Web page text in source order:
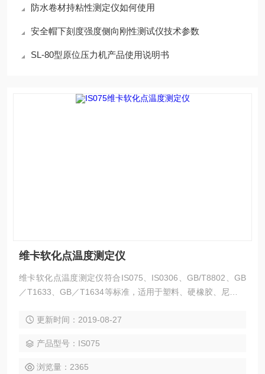
防水卷材持粘性测定仪如何使用
安全帽下刻度强度侧向刚性测试仪技术参数
SL-80型原位压力机产品使用说明书
维卡软化点温度测定仪
维卡软化点温度测定仪符合IS075、IS0306、GB/T8802、GB
／T1633、GB／T1634等标准，适用于塑料、硬橡胶、尼龙、
非金属材料的热变形温度及维卡软化点温度的测定。采用单片
微型打印机打印试验报告，在试验过程中，可以时实监控试验
温度、试验变形量。
更新时间：2019-08-27
产品型号：IS075
浏览量：2365